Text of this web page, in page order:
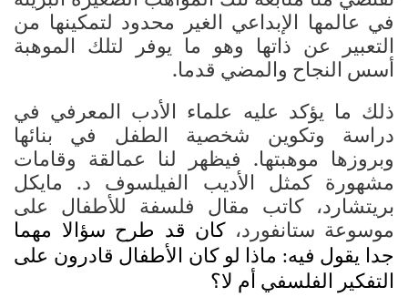
في عالمها الإبداعي الغير محدود لتمكينها من
التعبير عن ذاتها وهو ما يوفر لتلك الموهبة
أسس النجاح والمضي قدما.
ذلك ما يؤكد عليه علماء الأدب المعرفي في
دراسة وتكوين شخصية الطفل في بنائها
وبروزها موهبتها. فيظهر لنا عمالقة وقامات
مشهورة كمثل الأديب الفيلسوف د. مايكل
بريتشارد، كاتب مقال فلسفة للأطفال على
موسوعة ستانفورد،كان قد طرح سؤالا مهما
جدا يقول فيه: ماذا لو كان الأطفال قادرون على
التفكير الفلسفي أم لا؟